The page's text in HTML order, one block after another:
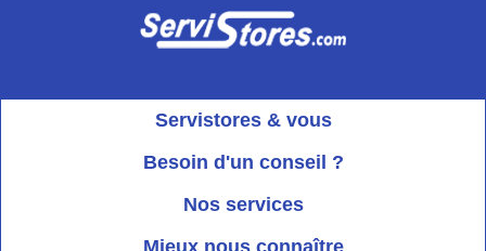
Servistores & vous
Mon compte
Besoin d'un conseil ?
Ouvert du Lundi au Vendredi
Nos services
Informations livraison
Mieux nous connaître